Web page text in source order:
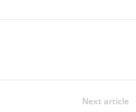
Next article